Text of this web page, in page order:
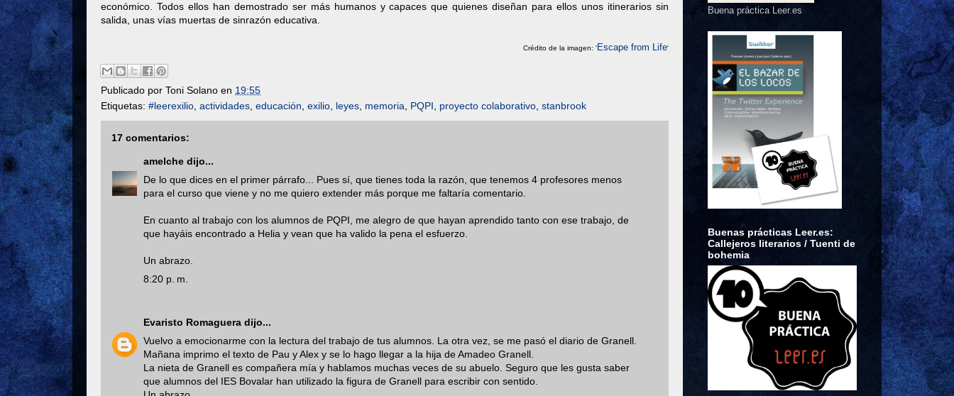
económico. Todos ellos han demostrado ser más humanos y capaces que quienes diseñan para ellos unos itinerarios sin
salida, unas vías muertas de sinrazón educativa.
Crédito de la imagen: 'Escape from Life'
Publicado por Toni Solano en 19:55
Etiquetas: #leerexilio actividades educación exilio leyes memoria PQPI proyecto colaborativo stanbrook
17 comentarios:
amelche dijo...
De lo que dices en el primer párrafo... Pues sí, que tienes toda la razón, que tenemos 4 profesores menos
para el curso que viene y no me quiero extender más porque me faltaría comentario.
En cuanto al trabajo con los alumnos de PQPI, me alegro de que hayan aprendido tanto con ese trabajo, de
que hayáis encontrado a Helia y vean que ha valido la pena el esfuerzo.
Un abrazo.
8:20 p. m.
Evaristo Romaguera dijo...
Vuelvo a emocionarme con la lectura del trabajo de tus alumnos. La otra vez, se me pasó el diario de Granell.
Mañana imprimo el texto de Pau y Alex y se lo hago llegar a la hija de Amadeo Granell.
La nieta de Granell es compañera mía y hablamos muchas veces de su abuelo. Seguro que les gusta saber
que alumnos del IES Bovalar han utilizado la figura de Granell para escribir con sentido.
Buena práctica Leer.es
Buenas prácticas Leer.es:
Callejeros literarios / Tuenti de
bohemia